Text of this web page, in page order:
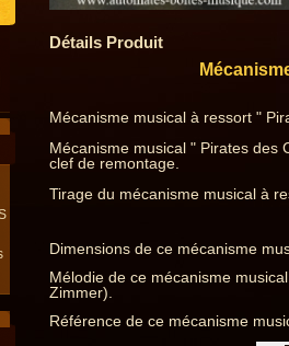
Détails Produit
Mécanisme musical à ressort "
Mécanisme musical " Pirates des
clef de remontage.
Tirage du mécanisme musical à
Dimensions de ce mécanisme
Mélodie de ce mécanisme
Zimmer).
Référence de ce mécanisme